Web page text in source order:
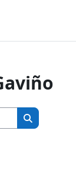
Buscar cursos
Buscar